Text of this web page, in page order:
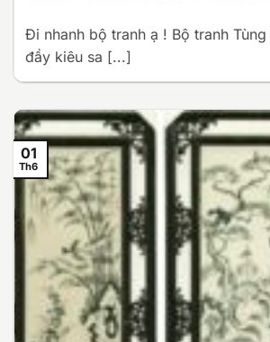
Đi nhanh bộ tranh ạ ! Bộ tranh
đầy kiêu sa [...]
01
Th6